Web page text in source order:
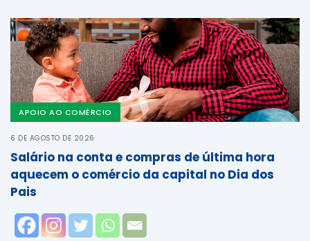
APOIO AO COMÉRCIO
6 DE AGOSTO DE 2026
Salário na conta e compras de última hora
aquecem o comércio da capital no Dia dos
Pais